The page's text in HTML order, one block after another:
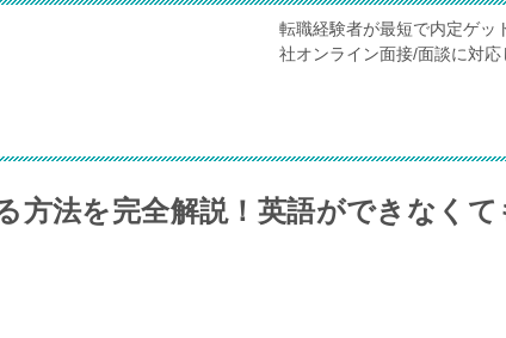
転職経験者が最短で内定ゲ
社オンライン面接/面談に対応
方法を完全解説！英語ができなくて